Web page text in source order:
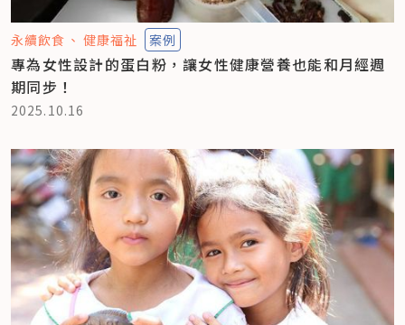
永續飲食 健康福祉 案例
專為女性設計的蛋白粉，讓女性健康營養也能和月經週
期同步！
2025.10.16